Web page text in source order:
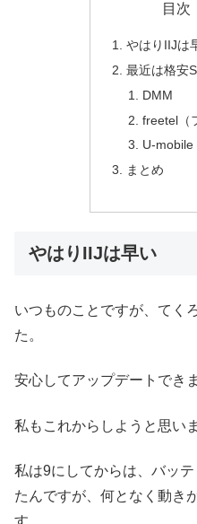
目次
やはりIIJは
最近は格安
DMM
freetel（
U-mobile
まとめ
やはりIIJは早い
いつものことですが、てく
た。
安心してアップデートでき
私もこれからしようと思いま
私は9にしてからは、バッ
たんですが、何となく動き
す。